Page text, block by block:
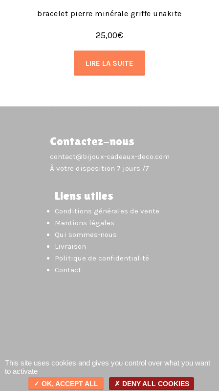
bracelet pierre minérale griffe unakite
25,00€
LIRE LA SUITE
Contactez-nous
contact@bijoux-cadeaux-deco.com
À votre disposition 7 jours /7
Liens utiles
Conditions générales de vente
Mentions légales
Qui sommes-nous
Livraison
Politique de confidentialité
Contact
This site uses cookies and gives you control over what you want
to activate
OK, ACCEPT ALL DENY ALL COOKIES